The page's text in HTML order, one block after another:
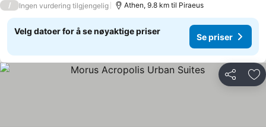
/ Ingen vurdering tilgjengelig Athen, 9.8 km til Piraeus
Velg datoer for å se nøyaktige priser
Se priser
Del